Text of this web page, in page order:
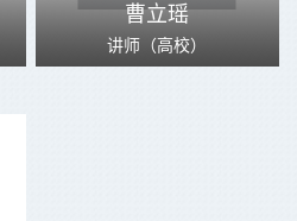
曹立瑶
讲师（高校）